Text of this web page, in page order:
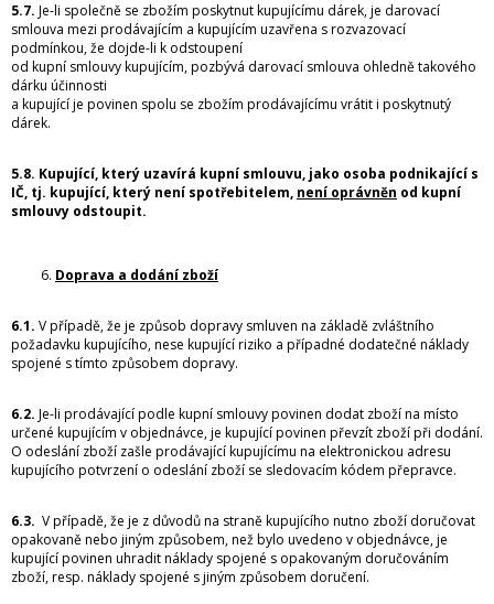
5.7. Je-li společně se zbožím poskytnut kupujícímu dárek, je darovací
smlouva mezi prodávajícím a kupujícím uzavřena s rozvazovací
podmínkou, že dojde-li k odstoupení
od kupní smlouvy kupujícím, pozbývá darovací smlouva ohledně takového
dárku účinnosti
a kupující je povinen spolu se zbožím prodávajícímu vrátit i poskytnutý
dárek.
5.8. Kupující, který uzavírá kupní smlouvu, jako osoba podnikající s
IČ, tj. kupující, který není spotřebitelem, není oprávněn od kupní
smlouvy odstoupit.
Doprava a dodání zboží
6.1. V případě, že je způsob dopravy smluven na základě zvláštního
požadavku kupujícího, nese kupující riziko a případné dodatečné náklady
spojené s tímto způsobem dopravy.
6.2. Je-li prodávající podle kupní smlouvy povinen dodat zboží na místo
určené kupujícím v objednávce, je kupující povinen převzít zboží při dodání.
O odeslání zboží zašle prodávající kupujícímu na elektronickou adresu
kupujícího potvrzení o odeslání zboží se sledovacím kódem přepravce.
6.3. V případě, že je z důvodů na straně kupujícího nutno zboží doručovat
opakovaně nebo jiným způsobem, než bylo uvedeno v objednávce, je
kupující povinen uhradit náklady spojené s opakovaným doručováním
zboží, resp. náklady spojené s jiným způsobem doručení.